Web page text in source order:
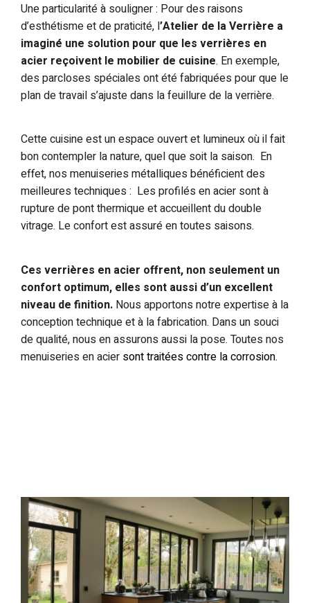
Une particularité à souligner : Pour des raisons
d’esthétisme et de praticité, l’Atelier de la Verrière a
imaginé une solution pour que les verrières en
acier reçoivent le mobilier de cuisine. En exemple,
des parcloses spéciales ont été fabriquées pour que le
plan de travail s’ajuste dans la feuillure de la verrière.
Cette cuisine est un espace ouvert et lumineux où il fait
bon contempler la nature, quel que soit la saison. En
effet, nos menuiseries métalliques bénéficient des
meilleures techniques : Les profilés en acier sont à
rupture de pont thermique et accueillent du double
vitrage. Le confort est assuré en toutes saisons.
Ces verrières en acier offrent, non seulement un
confort optimum, elles sont aussi d’un excellent
niveau de finition. Nous apportons notre expertise à la
conception technique et à la fabrication. Dans un souci
de qualité, nous en assurons aussi la pose. Toutes nos
menuiseries en acier sont traitées contre la corrosion.